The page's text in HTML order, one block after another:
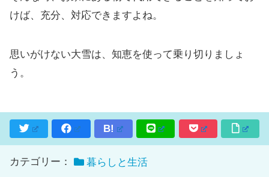
けば、充分、対応できますよね。
思いがけない大雪は、知恵を使って乗り切りましょ
う。
B!
カテゴリー： 暮らしと生活